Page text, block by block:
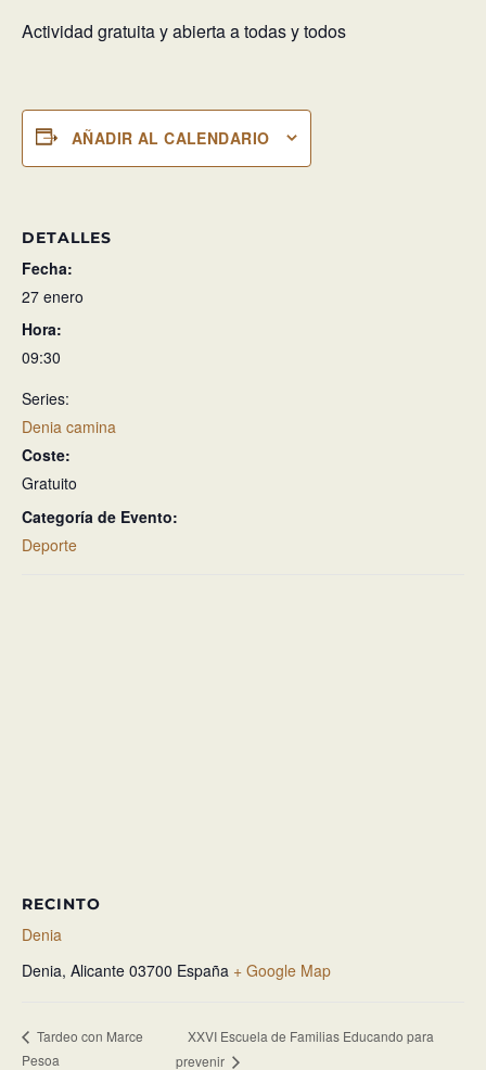
Actividad gratuita y abierta a todas y todos
AÑADIR AL CALENDARIO
DETALLES
Fecha:
27 enero
Hora:
09:30
Series:
Denia camina
Coste:
Gratuito
Categoría de Evento:
Deporte
RECINTO
Denia
Denia, Alicante 03700 España + Google Map
Tardeo con Marce
Pesoa
XXVI Escuela de Familias Educando para
prevenir